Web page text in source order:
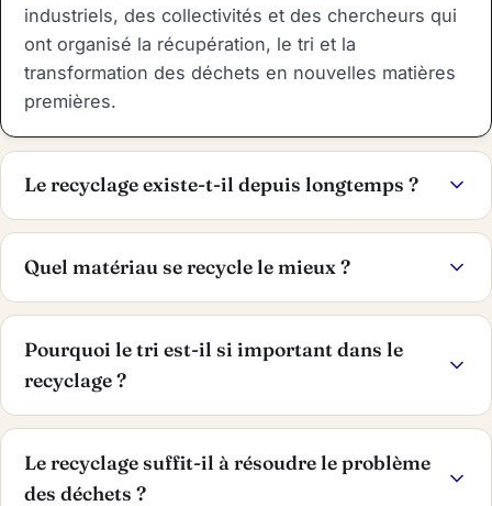
industriels, des collectivités et des chercheurs qui
ont organisé la récupération, le tri et la
transformation des déchets en nouvelles matières
premières.
Le recyclage existe-t-il depuis longtemps ?
Quel matériau se recycle le mieux ?
Pourquoi le tri est-il si important dans le
recyclage ?
Le recyclage suffit-il à résoudre le problème
des déchets ?